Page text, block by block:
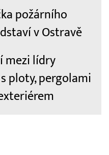
požárního
v Ostravě
mezi lídry
ploty, pergolami